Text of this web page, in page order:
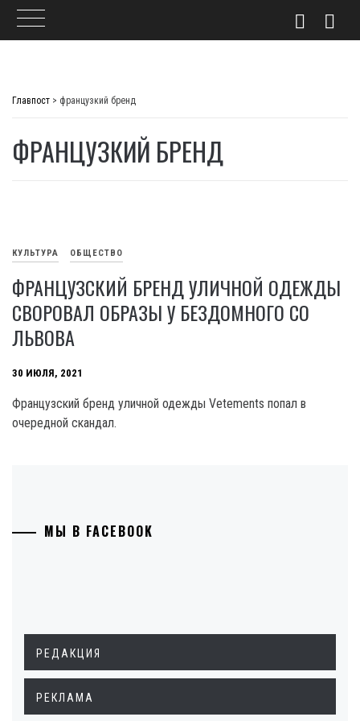
Главпост > французкий бренд
ФРАНЦУЗКИЙ БРЕНД
КУЛЬТУРА ОБЩЕСТВО
ФРАНЦУЗСКИЙ БРЕНД УЛИЧНОЙ ОДЕЖДЫ
СВОРОВАЛ ОБРАЗЫ У БЕЗДОМНОГО СО
ЛЬВОВА
30 ИЮЛЯ, 2021
Французский бренд уличной одежды Vetements попал в
очередной скандал.
МЫ В FACEBOOK
РЕДАКЦИЯ
РЕКЛАМА